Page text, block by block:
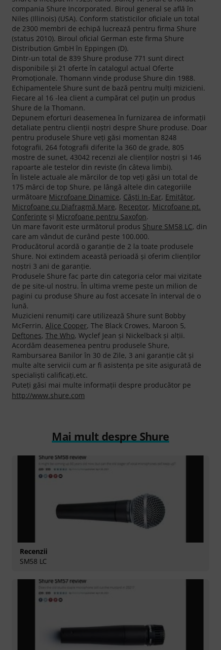
compania Shure Incorporated. Biroul general se află în
Niles (Illinois) (USA). Conform statisticilor oficiale un total
de 2300 membri de echipă lucrează pentru firma Shure
(status 2010). Biroul oficial German este firma Shure
Distribution GmbH în Eppingen (D).
Dintr-un total de 839 Shure produse 771 sunt direct
disponibile şi 21 oferte în catalogul actual Oferte
Promoţionale. Thomann vinde produse Shure din 1988.
Echipamentele Shure sunt de bază pentru mulţi mizicieni.
Fiecare al 16 -lea client a cumpărat cel puţin un produs
Shure de la Thomann.
Depunem eforturi deasemenea în furnizarea de informaţii
detaliate pentru clienţii noştri despre Shure produse. Doar
pentru produsele Shure veţi găsi momentan 8248
fotografii, 264 fotografii diferite la 360 de grade, 805
mostre de sunet, 43042 recenzi ale clienţilor noştri şi 146
rapoarte ale testelor din reviste (în câteva limbi).
În listele actuale ale mărcilor de top veţi găsi un total de
175 mărci de top Shure, pe lângă altele din categoriile
următoare Microfoane Dinamice, Căşti In-Ear, Emițător,
Microfoane cu Diafragmă Mare, Receptor, Microfoane pt.
Conferinţe şi Microfoane pentru Saxofon.
Un mare favorit este următorul produs Shure SM58 LC, din
care am vândut de curând peste 100.000.
Producătorul acordă o garanţie de 2 la toate produsele
Shure. Noi extindem această perioadă şi oferim clienţilor
noştri 3 ani de garanţie.
Produsele Shure fac parte din categoria celor mai vizitate
de pe site-ul nostru. În ultima vreme peste un milion de
pagini cu produse Shure au fost accesate în interval de o
lună.
Muzicieni renumiţi care utilizează Shure sunt Bobby
McFerrin, Alice Cooper, The Black Crowes, Maroon 5,
Deftones, The Who, Wyclef Jean şi Nickelback şi alţii.
Acordăm deasemenea pentru produsele Shure,
Rambursarea Banilor în 30 de Zile, 3 ani garanţie cât şi
multe alte servicii cum ar fi asistenţa pe site asigurată de
specialişti calificaţi,etc.
Puteți găsi mai multe informații despre producător pe
http://www.shure.com
Mai mult despre Shure
Recenzii
SM58 LC